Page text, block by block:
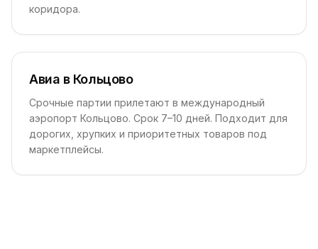
коридора.
Авиа в Кольцово
Срочные партии прилетают в международный
аэропорт Кольцово. Срок 7–10 дней. Подходит для
дорогих, хрупких и приоритетных товаров под
маркетплейсы.